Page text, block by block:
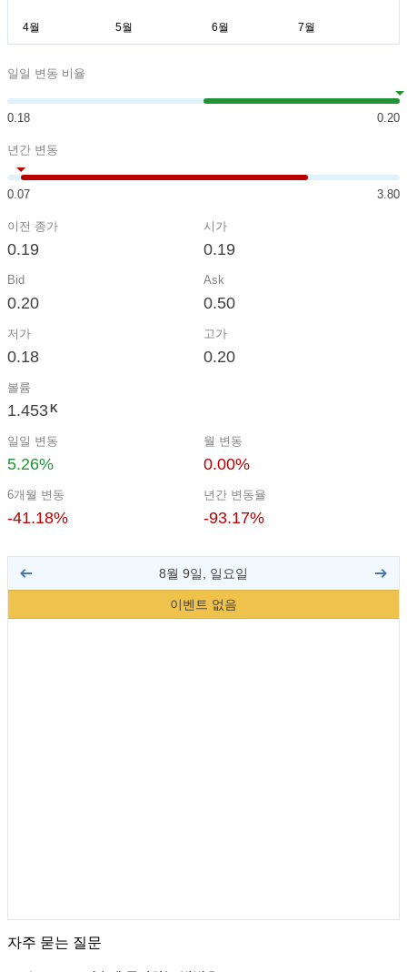
일일 변동 비율
0.18 0.20
년간 변동
0.07 3.80
이전 종가
0.19
시가
0.19
Bid
0.20
Ask
0.50
저가
0.18
고가
0.20
볼륨
1.453 K
일일 변동
5.26%
월 변동
0.00%
6개월 변동
-41.18%
년간 변동율
-93.17%
8월 9일, 일요일
이벤트 없음
자주 묻는 질문